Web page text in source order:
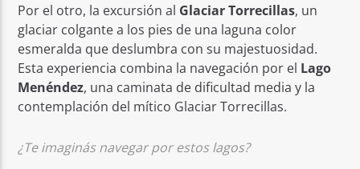
Por el otro, la excursión al Glaciar Torrecillas, un
glaciar colgante a los pies de una laguna color
esmeralda que deslumbra con su majestuosidad.
Esta experiencia combina la navegación por el Lago
Menéndez, una caminata de dificultad media y la
contemplación del mítico Glaciar Torrecillas.
¿Te imaginás navegar por estos lagos?